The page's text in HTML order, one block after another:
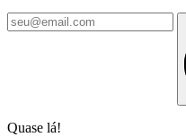
Quase lá!